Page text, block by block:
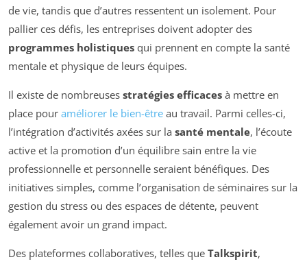
de vie, tandis que d’autres ressentent un isolement. Pour
pallier ces défis, les entreprises doivent adopter des
programmes holistiques qui prennent en compte la santé
mentale et physique de leurs équipes.
Il existe de nombreuses stratégies efficaces à mettre en
place pour améliorer le bien-être au travail. Parmi celles-ci,
l’intégration d’activités axées sur la santé mentale, l’écoute
active et la promotion d’un équilibre sain entre la vie
professionnelle et personnelle seraient bénéfiques. Des
initiatives simples, comme l’organisation de séminaires sur la
gestion du stress ou des espaces de détente, peuvent
également avoir un grand impact.
Des plateformes collaboratives, telles que Talkspirit,